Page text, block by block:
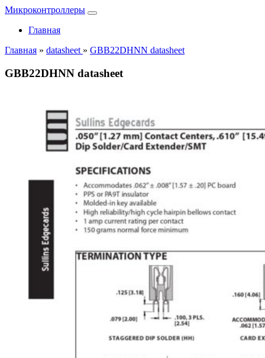
Микроконтроллеры
Главная
Главная » datasheet » GBB22DHNN datasheet
GBB22DHNN datasheet